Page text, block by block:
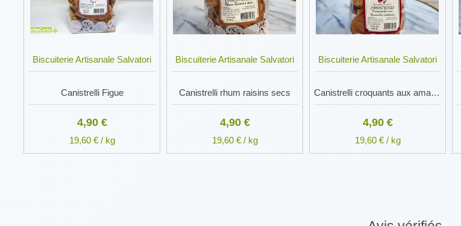
Biscuiterie Artisanale Salvatori
Canistrelli Figue
4,90 €
19,60 € / kg
Biscuiterie Artisanale Salvatori
Canistrelli rhum raisins secs
4,90 €
19,60 € / kg
Biscuiterie Artisanale Salvatori
Canistrelli croquants aux amandes entières
4,90 €
19,60 € / kg